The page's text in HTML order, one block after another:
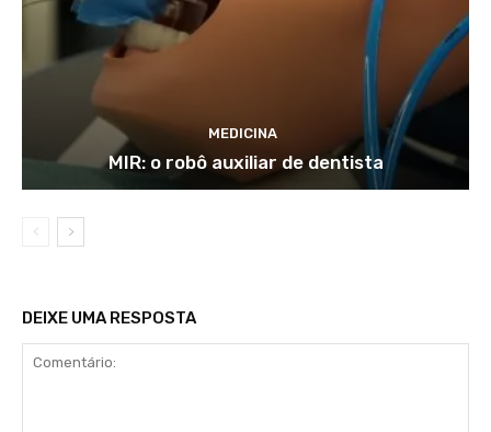
MEDICINA
MIR: o robô auxiliar de dentista
DEIXE UMA RESPOSTA